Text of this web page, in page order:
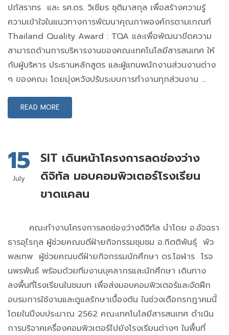
ปภัสราทร และ รศ.ดร. วิเชียร ชุติมาสกุล เพื่อสร้างความรู้
ความเข้าใจในแนวทางการพัฒนาคุณภาพองค์กรตามเกณฑ์
Thailand Quality Award : TQA และเพื่อพัฒนาขีดความ
สามารถด้านการบริหารงานของคณะเทคโนโลยีสารสนเทศ ให้
กับผู้บริหาร ประธานหลักสูตร และผู้แทนพนักงานส่วนงานต่าง
ๆ ของคณะ โดยมุ่งหวังปรับระบบการทำงานทุกส่วนงาน …
READ MORE
15
July
SIT เดินหน้าโครงการลดช่องว่าง
ดิจิทัล มอบคอมพิวเตอร์โรงเรียน
ขาดแคลน
คณะทำงานโครงการลดช่องว่างดิจิทัล นำโดย อ.อัจฉรา
ธารอุไรกุล ผู้ช่วยคณบดีฝ่ายกิจกรรมชุมชม อ.กิตติพันธุ์ พัว
พลเทพ ผู้ช่วยคณบดีฝ่ายกิจกรรมนักศึกษา ดร.โอฬาร โรจ
นพรพันธ์ พร้อมด้วยทีมงานบุคลากรและนักศึกษา เดินทาง
ลงพื้นที่โรงเรียนในชนบท เพื่อส่งมอบคอมพิวเตอร์และจัดฝึก
อบรมการใช้งานและดูแลรักษาเบื้องต้น ในช่วงเดือกรกฎาคมนี้
โดยในปีงบประมาณ 2562 คณะเทคโนโลยีสารสนเทศ ดำเนิน
การบริจาคเครื่องคอมพิวเตอร์ไปยังโรงเรียนต่างๆ ในพื้นที่